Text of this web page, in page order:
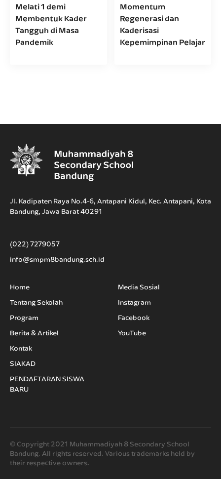
Melati 1 demi
Membentuk Kader
Tangguh di Masa
Pandemik
Momentum
Regenerasi dan
Kaderisasi
Kepemimpinan Pelajar
Jl. Kadipaten Raya No.4-6, Antapani Kidul, Kec. Antapani, Kota
Bandung, Jawa Barat 40291
(022) 7279057
info@smpm8bandung.sch.id
Home
Tentang Sekolah
Program
Berita & Artikel
Kontak
SIAKAD
PENDAFTARAN SISWA
BARU
Media Sosial
Instagram
Facebook
YouTube
© Copyright 2021 Muhammadiyah 8 Secondary School
Bandung. All rights reserved. Various trademarks held by
their respective owners.